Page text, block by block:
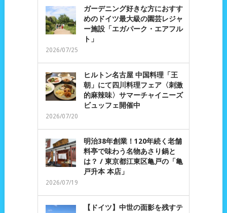
ガーデニング好きな方におすす
めのドイツ最大級の園芸レジャ
ー施設「エガパーク・エアフル
ト」
2026/07/25
ヒルトン名古屋 中国料理「王
朝」にて四川料理フェア〈刺激
的麻辣味〉サマーチャイニーズ
ビュッフェ開催中
2026/07/20
明治38年創業！120年続く老舗
料亭で味わう名物あさり鍋と
は？ / 東京都江東区亀戸の「亀
戸升本 本店」
2026/07/19
【ドイツ】中世の面影を残すテ